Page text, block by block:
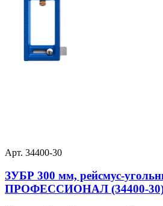
Арт. 34400-30
ЗУБР 300 мм, рейсмус-
ПРОФЕССИОНАЛ (34400-